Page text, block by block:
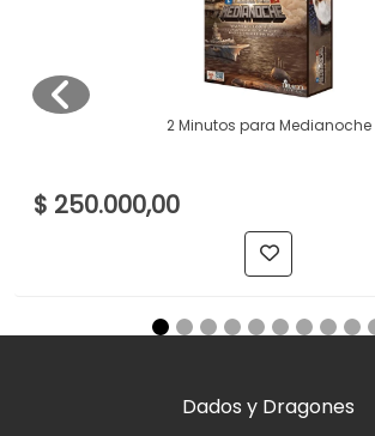
2 Minutos para Medianoche
$ 250.000,00
Dados y Dragones